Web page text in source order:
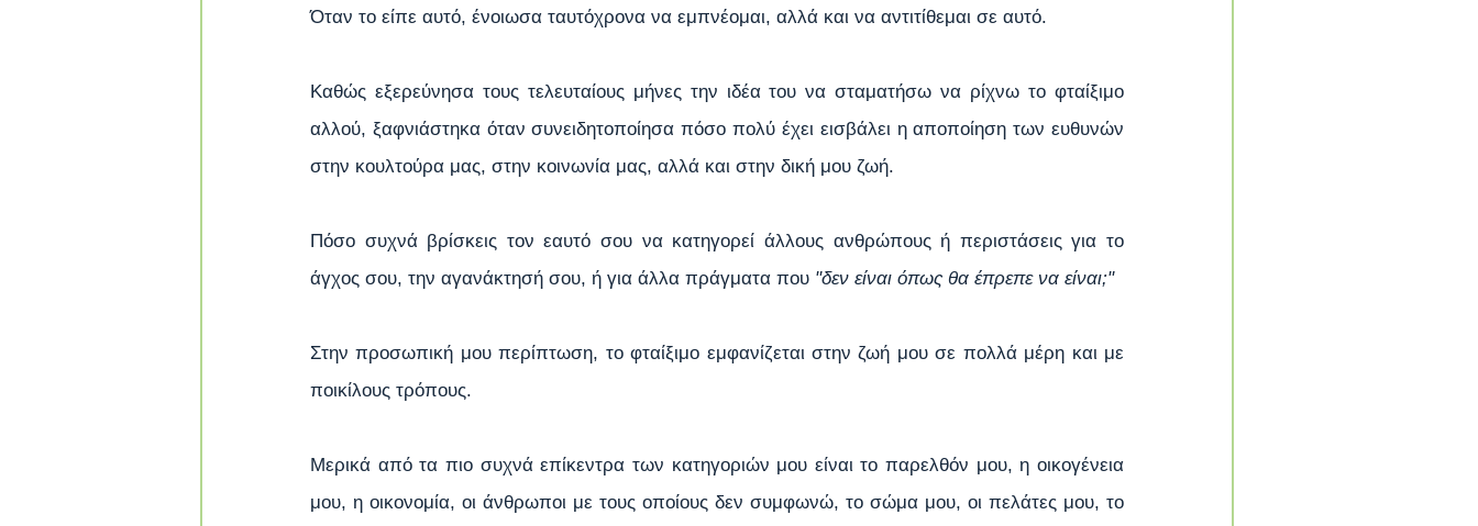
Όταν το είπε αυτό, ένοιωσα ταυτόχρονα να εμπνέομαι, αλλά και να αντιτίθεμαι σε αυτό.
Καθώς εξερεύνησα τους τελευταίους μήνες την ιδέα του να σταματήσω να ρίχνω το φταίξιμο
αλλού, ξαφνιάστηκα όταν συνειδητοποίησα πόσο πολύ έχει εισβάλει η αποποίηση των ευθυνών
στην κουλτούρα μας, στην κοινωνία μας, αλλά και στην δική μου ζωή.
Πόσο συχνά βρίσκεις τον εαυτό σου να κατηγορεί άλλους ανθρώπους ή περιστάσεις για το
άγχος σου, την αγανάκτησή σου, ή για άλλα πράγματα που "δεν είναι όπως θα έπρεπε να είναι;"
Στην προσωπική μου περίπτωση, το φταίξιμο εμφανίζεται στην ζωή μου σε πολλά μέρη και με
ποικίλους τρόπους.
Μερικά από τα πιο συχνά επίκεντρα των κατηγοριών μου είναι το παρελθόν μου, η οικογένεια
μου, η οικονομία, οι άνθρωποι με τους οποίους δεν συμφωνώ, το σώμα μου, οι πελάτες μου, το